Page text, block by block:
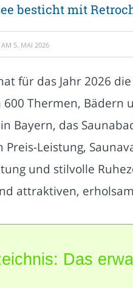
besticht mit
AM 5. MAI 2026
für das Jahr 2026
600 Thermen, Bädern
Bayern, das
Leistung,
und stilvolle
attraktiven,
Das